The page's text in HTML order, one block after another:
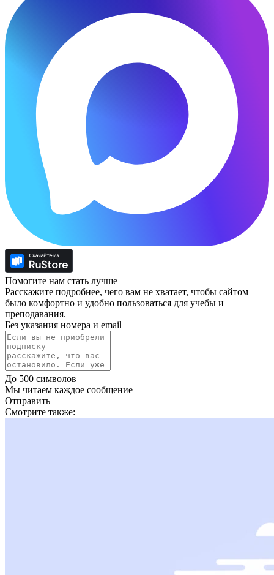
Помогите нам стать лучше
Расскажите подробнее, чего вам не хватает, чтобы сайтом
было комфортно и удобно пользоваться для учебы и
преподавания.
Без указания номера и email
До 500 символов
Мы читаем каждое сообщение
Отправить
Смотрите также: